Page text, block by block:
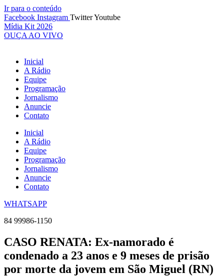
Ir para o conteúdo
Facebook Instagram TwitterYoutube
Mídia Kit 2026
OUÇA AO VIVO
Inicial
A Rádio
Equipe
Programação
Jornalismo
Anuncie
Contato
Inicial
A Rádio
Equipe
Programação
Jornalismo
Anuncie
Contato
WHATSAPP
84 99986-1150
CASO RENATA: Ex-namorado é
condenado a 23 anos e 9 meses de prisão
por morte da jovem em São Miguel (RN)